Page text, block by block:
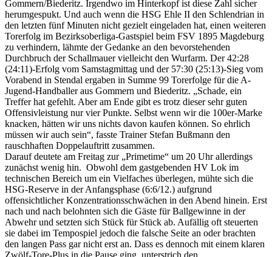
Gommern/Biederitz. Irgendwo im Hinterkopf ist diese Zahl sicher
herumgespukt. Und auch wenn die HSG Ehle II den Schlendrian in
den letzten fünf Minuten nicht gezielt eingeladen hat, einen weiteren
Torerfolg im Bezirksoberliga-Gastspiel beim FSV 1895 Magdeburg
zu verhindern, lähmte der Gedanke an den bevorstehenden
Durchbruch der Schallmauer vielleicht den Wurfarm. Der 42:28
(24:11)-Erfolg vom Samstagmittag und der 57:30 (25:13)-Sieg vom
Vorabend in Stendal ergaben in Summe 99 Torerfolge für die A-
Jugend-Handballer aus Gommern und Biederitz. „Schade, ein
Treffer hat gefehlt. Aber am Ende gibt es trotz dieser sehr guten
Offensivleistung nur vier Punkte. Selbst wenn wir die 100er-Marke
knacken, hätten wir uns nichts davon kaufen können. So ehrlich
müssen wir auch sein“, fasste Trainer Stefan Bußmann den
rauschhaften Doppelauftritt zusammen.
Darauf deutete am Freitag zur „Primetime“ um 20 Uhrallerdings
zunächst wenig hin. Obwohl dem gastgebenden HV Lok im
technischen Bereich um ein Vielfaches überlegen, mühte sich die
HSG-Reserve in der Anfangsphase (6:6/12.) aufgrund
offensichtlicher Konzentrationsschwächen in den Abend hinein. Erst
nach und nach belohnten sich die Gäste für Ballgewinne in der
Abwehr und setzten sich Stück für Stück ab. Aufällig oft steuerten
sie dabei im Tempospiel jedoch die falsche Seite an oder brachten
den langen Pass gar nicht erst an. Dass es dennoch mit einem klaren
Zwölf-Tore-Plus in die Pause ging, unterstrich den